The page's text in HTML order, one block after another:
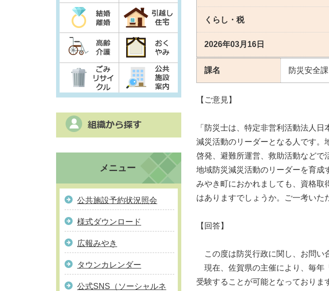
メニュー
公共施設予約状況照会
様式ダウンロード
広報みやき
タウンカレンダー
公式SNS（ソーシャルネ
くらし・税
2026年03月16日
課名 防災安全
【ご意見】
「防災士は、特定非営利活動法人
減災活動のリーダーとなる人です。
啓発、避難所運営、救助活動などで
地域防災減災活動のリーダーを育成
みやき町におかれましても、資格取
はありますでしょうか。ご一考いた
【回答】
この度は防災行政に関し、お問い
現在、佐賀県の主催により、毎年
受験することが可能となっておりま